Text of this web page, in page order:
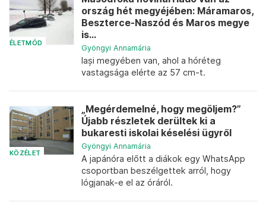
ÉLETMÓD
ország hét megyéjében: Máramaros,
Beszterce-Naszód és Maros megye
is...
Gyöngyi Annamária
Iași megyében van, ahol a hóréteg
vastagsága elérte az 57 cm-t.
KÖZÉLET
„Megérdemelné, hogy megöljem?”
Újabb részletek derültek ki a
bukaresti iskolai késelési ügyről
Gyöngyi Annamária
A japánóra előtt a diákok egy WhatsApp
csoportban beszélgettek arról, hogy
lógjanak-e el az óráról.